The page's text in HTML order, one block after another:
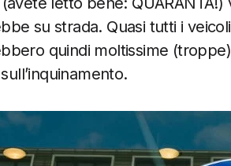
su strada. Quasi tutti i
quindi moltissime